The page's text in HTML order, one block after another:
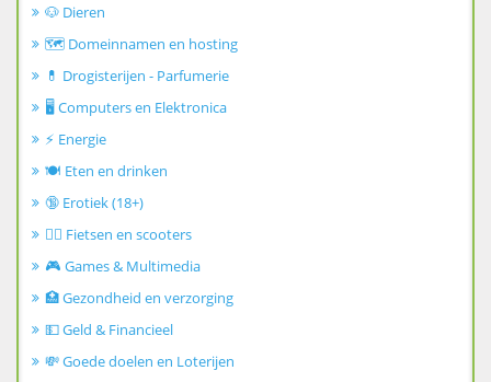
🐶 Dieren
🗺️ Domeinnamen en hosting
💊 Drogisterijen - Parfumerie
🖥️ Computers en Elektronica
⚡ Energie
🍽️ Eten en drinken
🔞 Erotiek (18+)
🚴‍♂️ Fietsen en scooters
🎮 Games & Multimedia
🏥 Gezondheid en verzorging
💵 Geld & Financieel
💸 Goede doelen en Loterijen